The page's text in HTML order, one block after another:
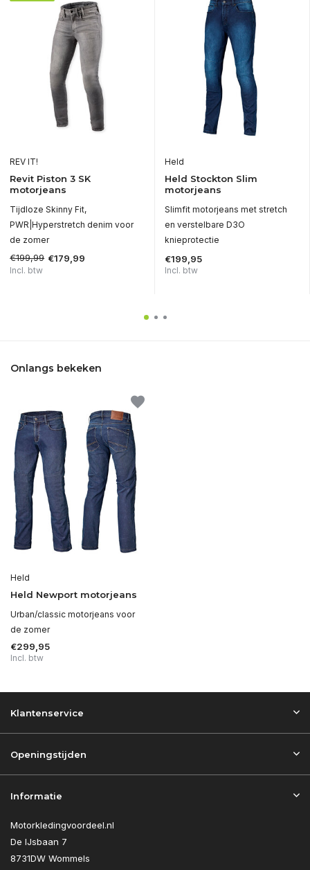
REV IT!
Revit Piston 3 SK
motorjeans
Tijdloze Skinny Fit,
PWR|Hyperstretch denim voor
de zomer
€199,99 €179,99
Incl. btw
Held
Held Stockton Slim
motorjeans
Slimfit motorjeans met stretch
en verstelbare D3O
knieprotectie
€199,95
Incl. btw
Onlangs bekeken
Held
Held Newport motorjeans
Urban/classic motorjeans voor
de zomer
€299,95
Incl. btw
Klantenservice
Openingstijden
Informatie
Motorkledingvoordeel.nl
De IJsbaan 7
8731DW Wommels